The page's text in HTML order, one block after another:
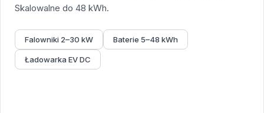
Skalowalne do 48 kWh.
Falowniki 2–30 kW Baterie 5–48 kWh
Ładowarka EV DC